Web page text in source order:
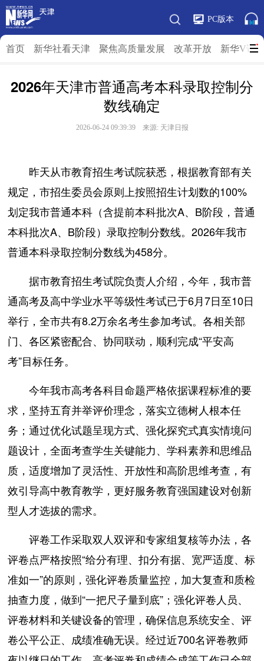
PC版本
首页 新华社看天津 聚焦高质量发展 改革开放 新华V访
2026年天津市普通高考本科录取控制分
数线确定
2026-06-24 09:39:39 来源: 天津日报
昨天从市教育招生考试院获悉，根据教育部有关
规定，市招生委员会原则上按照招生计划数的100%
划定我市普通本科（含提前本科批次A、B阶段，普通
本科批次A、B阶段）录取控制分数线。2026年我市
普通本科录取控制分数线为458分。
据市教育招生考试院负责人介绍，今年，我市普
通高考及高中学业水平等级性考试已于6月7日至10日
举行，全市共有8.2万余名考生参加考试。各相关部
门、各区紧密配合、协同联动，顺利完成“平安高
考”目标任务。
今年我市高考各科目命题严格依据课程标准的要
求，坚持五育并举评价理念，落实立德树人根本任
务；通过优化试题呈现方式、强化探究式真实情境问
题设计，全面考查学生关键能力、学科素养和思维品
质，适度增加了灵活性、开放性和高阶思维考查，有
效引导高中教育教学，更好服务教育强国建设对创新
型人才选拔的需求。
评卷工作采取双人双评和专家组复核等办法，各
评卷点严格按照“给分有理、扣分有据、宽严适度、标
准如一”的原则，强化评卷质量监控，加大复查和质检
抽查力度，做到“一把尺子量到底”；强化评卷人员、
评卷材料和关键设备的管理，确保信息系统安全、评
卷公平公正、成绩准确无误。经过近700名评卷教师